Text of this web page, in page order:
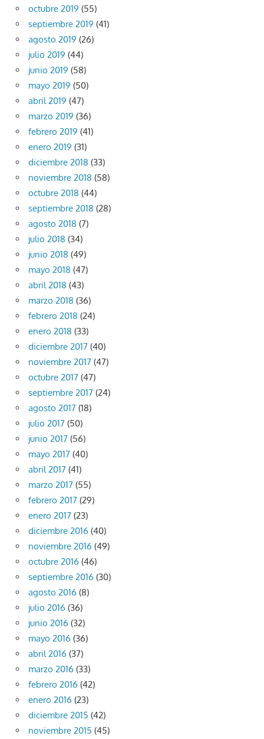
octubre 2019 (55)
septiembre 2019 (41)
agosto 2019 (26)
julio 2019 (44)
junio 2019 (58)
mayo 2019 (50)
abril 2019 (47)
marzo 2019 (36)
febrero 2019 (41)
enero 2019 (31)
diciembre 2018 (33)
noviembre 2018 (58)
octubre 2018 (44)
septiembre 2018 (28)
agosto 2018 (7)
julio 2018 (34)
junio 2018 (49)
mayo 2018 (47)
abril 2018 (43)
marzo 2018 (36)
febrero 2018 (24)
enero 2018 (33)
diciembre 2017 (40)
noviembre 2017 (47)
octubre 2017 (47)
septiembre 2017 (24)
agosto 2017 (18)
julio 2017 (50)
junio 2017 (56)
mayo 2017 (40)
abril 2017 (41)
marzo 2017 (55)
febrero 2017 (29)
enero 2017 (23)
diciembre 2016 (40)
noviembre 2016 (49)
octubre 2016 (46)
septiembre 2016 (30)
agosto 2016 (8)
julio 2016 (36)
junio 2016 (32)
mayo 2016 (36)
abril 2016 (37)
marzo 2016 (33)
febrero 2016 (42)
enero 2016 (23)
diciembre 2015 (42)
noviembre 2015 (45)